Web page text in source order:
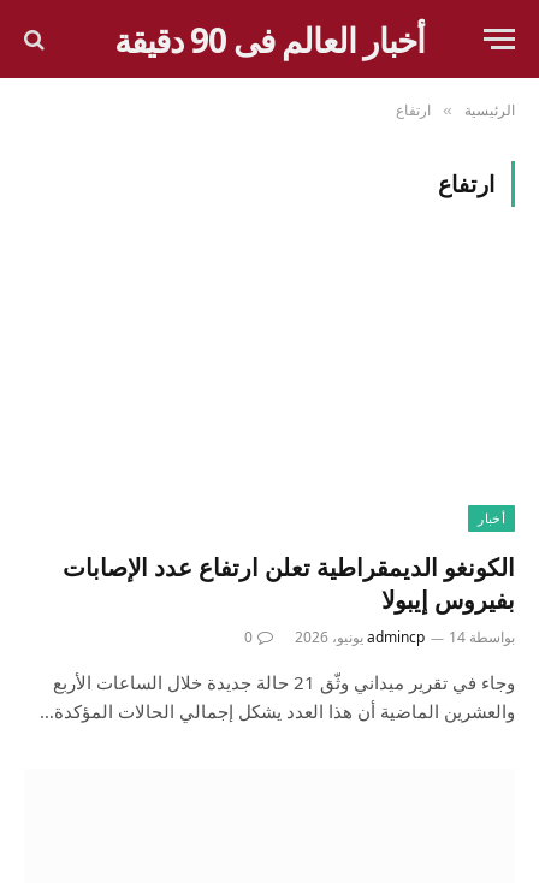
أخبار العالم فى 90 دقيقة
الرئيسية » ارتفاع
ارتفاع
أخبار
الكونغو الديمقراطية تعلن ارتفاع عدد الإصابات
بفيروس إيبولا
بواسطة admincp 14 يونيو، 2026 0
وجاء في ⁠تقرير ‌ميداني وثّق ⁠21 حالة جديدة ⁠خلال الساعات ⁠الأربع
والعشرين الماضية أن هذا العدد يشكل إجمالي الحالات المؤكدة…